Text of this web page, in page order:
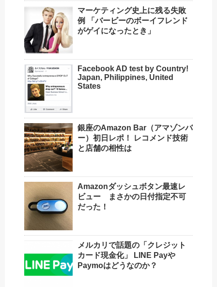
マーケティング史上に残る失敗
例 「バービーのボーイフレンド
がゲイになったとき」
Facebook AD test by Country!
Japan, Philippines, United
States
銀座のAmazon Bar（アマゾンバ
ー）初日レポ！ レコメンド技術
と店舗の相性は
Amazonダッシュボタン最速レ
ビュー まさかの日付指定不可
だった！
メルカリで話題の「クレジット
カード現金化」 LINE Payや
Paymoはどうなのか？